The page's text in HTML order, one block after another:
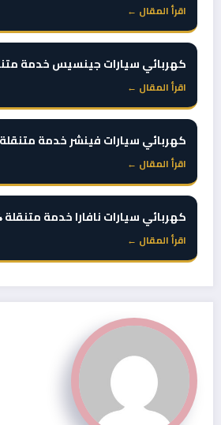
اقرأ المقال ←
كهربائي سيارات جينسيس خدمة متنقلة 24
اقرأ المقال ←
كهربائي سيارات فينشر خدمة متنقلة 24 ساعة
اقرأ المقال ←
كهربائي سيارات نافارا خدمة متنقلة 24 ساعة
اقرأ المقال ←